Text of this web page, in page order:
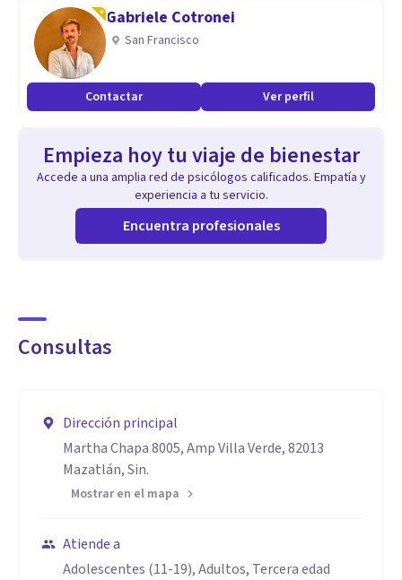
Gabriele Cotronei
San Francisco
Contactar Ver perfil
Empieza hoy tu viaje de bienestar
Accede a una amplia red de psicólogos calificados. Empatía y
experiencia a tu servicio.
Encuentra profesionales
Consultas
Dirección principal
Martha Chapa 8005, Amp Villa Verde, 82013
Mazatlán, Sin.
Mostrar en el mapa
Atiende a
Adolescentes (11-19), Adultos, Tercera edad